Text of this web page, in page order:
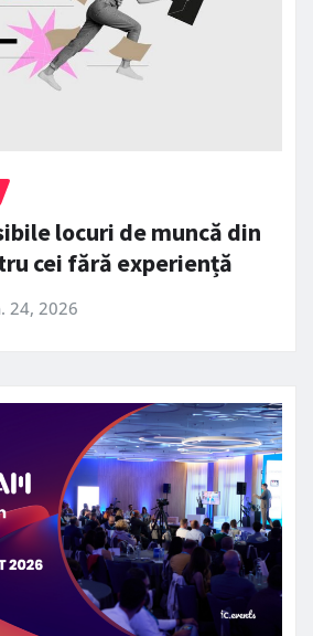
locuri de muncă din
cei fără experiență
24, 2026